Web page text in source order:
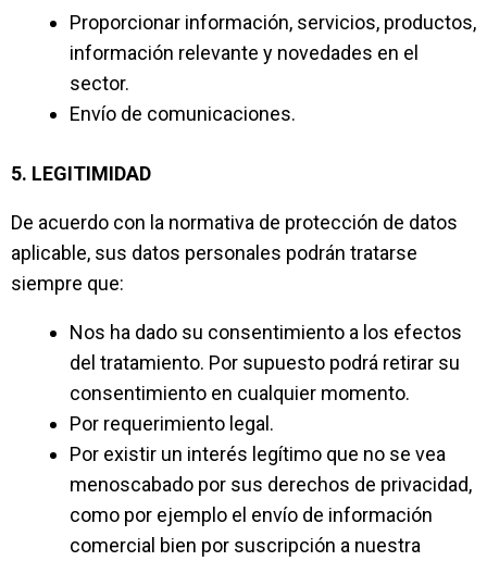
Proporcionar información, servicios, productos,
información relevante y novedades en el
sector.
Envío de comunicaciones.
5. LEGITIMIDAD
De acuerdo con la normativa de protección de datos
aplicable, sus datos personales podrán tratarse
siempre que:
Nos ha dado su consentimiento a los efectos
del tratamiento. Por supuesto podrá retirar su
consentimiento en cualquier momento.
Por requerimiento legal.
Por existir un interés legítimo que no se vea
menoscabado por sus derechos de privacidad,
como por ejemplo el envío de información
comercial bien por suscripción a nuestra